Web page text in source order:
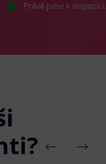
Právě jsme k dispozici.